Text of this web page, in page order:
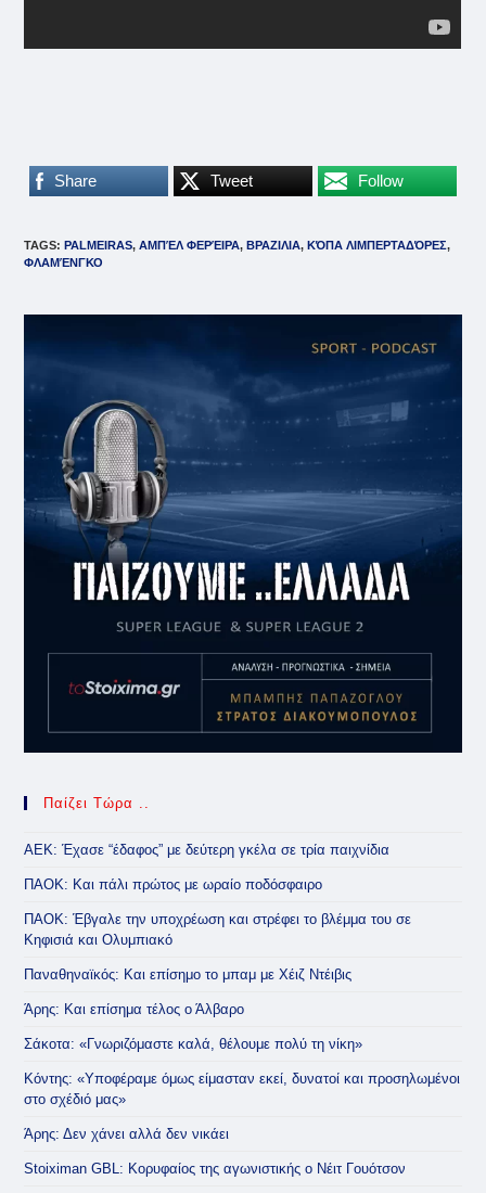
Share Tweet Follow
TAGS: PALMEIRAS, ΑΜΠΈΛ ΦΕΡΈΙΡΑ, ΒΡΑΖΙΛΙΑ, ΚΌΠΑ ΛΙΜΠΕΡΤΑΔΌΡΕΣ,
ΦΛΑΜΈΝΓΚΟ
Παίζει Τώρα ..
ΑΕΚ: Έχασε “έδαφος” με δεύτερη γκέλα σε τρία παιχνίδια
ΠΑΟΚ: Και πάλι πρώτος με ωραίο ποδόσφαιρο
ΠΑΟΚ: Έβγαλε την υποχρέωση και στρέφει το βλέμμα του σε
Κηφισιά και Ολυμπιακό
Παναθηναϊκός: Και επίσημο το μπαμ με Χέιζ Ντέιβις
Άρης: Και επίσημα τέλος ο Άλβαρο
Σάκοτα: «Γνωριζόμαστε καλά, θέλουμε πολύ τη νίκη»
Κόντης: «Υποφέραμε όμως είμασταν εκεί, δυνατοί και προσηλωμένοι
στο σχέδιό μας»
Άρης: Δεν χάνει αλλά δεν νικάει
Stoiximan GBL: Κορυφαίος της αγωνιστικής ο Νέιτ Γουότσον